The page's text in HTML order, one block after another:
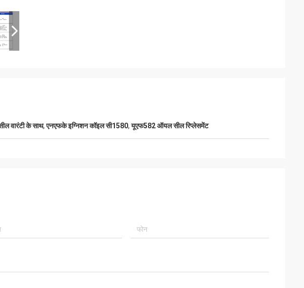
वारंटी के साथ,एनएफके इग्निशन कॉइल सी1580,यूएफ582 ऑयल सील रिप्लेसमेंट